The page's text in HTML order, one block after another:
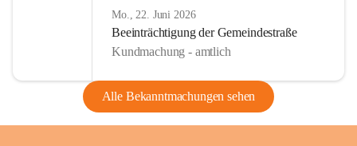
Mo., 22. Juni 2026
Beeinträchtigung der Gemeindestraße
Kundmachung - amtlich
Alle Bekanntmachungen sehen